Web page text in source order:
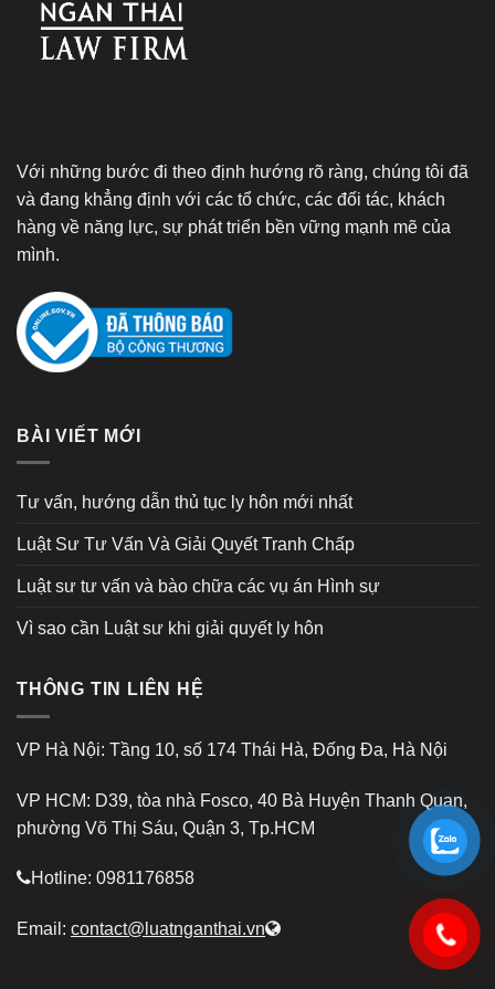
Với những bước đi theo định hướng rõ ràng, chúng tôi đã
và đang khẳng định với các tổ chức, các đối tác, khách
hàng về năng lực, sự phát triển bền vững mạnh mẽ của
mình.
BÀI VIẾT MỚI
Tư vấn, hướng dẫn thủ tục ly hôn mới nhất
Luật Sư Tư Vấn Và Giải Quyết Tranh Chấp
Luật sư tư vấn và bào chữa các vụ án Hình sự
Vì sao cần Luật sư khi giải quyết ly hôn
THÔNG TIN LIÊN HỆ
VP Hà Nội: Tầng 10, số 174 Thái Hà, Đống Đa, Hà Nội
VP HCM: D39, tòa nhà Fosco, 40 Bà Huyện Thanh Quan,
phường Võ Thị Sáu, Quận 3, Tp.HCM
Hotline: 0981176858
Email: contact@luatnganthai.vn